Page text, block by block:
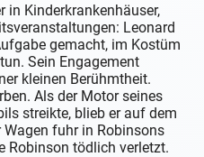
in Kinderkrankenhäuser,
Leonard
gemacht, im Kostüm
Sein Engagement
kleinen Berühmtheit.
Als der Motor seines
streikte, blieb er auf dem
Wagen fuhr in Robinsons
Robinson tödlich verletzt.